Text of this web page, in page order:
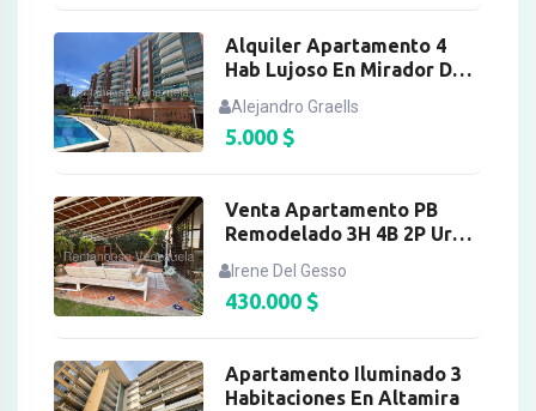
Alquiler Apartamento 4
Hab Lujoso En Mirador De
Alejandro Graells
5.000$
Venta Apartamento PB
Remodelado 3H 4B 2P Urb.
Irene Del Gesso
430.000$
Apartamento Iluminado 3
Habitaciones En Altamira